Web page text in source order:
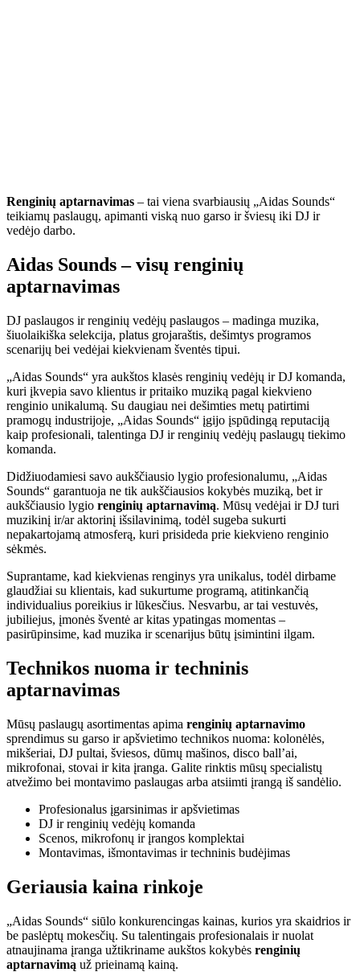
Renginių aptarnavimas – tai viena svarbiausių „Aidas Sounds“
teikiamų paslaugų, apimanti viską nuo garso ir šviesų iki DJ ir
vedėjo darbo.
Aidas Sounds – visų renginių
aptarnavimas
DJ paslaugos ir renginių vedėjų paslaugos – madinga muzika,
šiuolaikiška selekcija, platus grojaraštis, dešimtys programos
scenarijų bei vedėjai kiekvienam šventės tipui.
„Aidas Sounds“ yra aukštos klasės renginių vedėjų ir DJ komanda,
kuri įkvepia savo klientus ir pritaiko muziką pagal kiekvieno
renginio unikalumą. Su daugiau nei dešimties metų patirtimi
pramogų industrijoje, „Aidas Sounds“ įgijo įspūdingą reputaciją
kaip profesionali, talentinga DJ ir renginių vedėjų paslaugų tiekimo
komanda.
Didžiuodamiesi savo aukščiausio lygio profesionalumu, „Aidas
Sounds“ garantuoja ne tik aukščiausios kokybės muziką, bet ir
aukščiausio lygio renginių aptarnavimą. Mūsų vedėjai ir DJ turi
muzikinį ir/ar aktorinį išsilavinimą, todėl sugeba sukurti
nepakartojamą atmosferą, kuri prisideda prie kiekvieno renginio
sėkmės.
Suprantame, kad kiekvienas renginys yra unikalus, todėl dirbame
glaudžiai su klientais, kad sukurtume programą, atitinkančią
individualius poreikius ir lūkesčius. Nesvarbu, ar tai vestuvės,
jubiliejus, įmonės šventė ar kitas ypatingas momentas –
pasirūpinsime, kad muzika ir scenarijus būtų įsimintini ilgam.
Technikos nuoma ir techninis
aptarnavimas
Mūsų paslaugų asortimentas apima renginių aptarnavimo
sprendimus su garso ir apšvietimo technikos nuoma: kolonėlės,
mikšeriai, DJ pultai, šviesos, dūmų mašinos, disco ball’ai,
mikrofonai, stovai ir kita įranga. Galite rinktis mūsų specialistų
atvežimo bei montavimo paslaugas arba atsiimti įrangą iš sandėlio.
Profesionalus įgarsinimas ir apšvietimas
DJ ir renginių vedėjų komanda
Scenos, mikrofonų ir įrangos komplektai
Montavimas, išmontavimas ir techninis budėjimas
Geriausia kaina rinkoje
„Aidas Sounds“ siūlo konkurencingas kainas, kurios yra skaidrios ir
be paslėptų mokesčių. Su talentingais profesionalais ir nuolat
atnaujinama įranga užtikriname aukštos kokybės renginių
aptarnavimą už prieinamą kainą.